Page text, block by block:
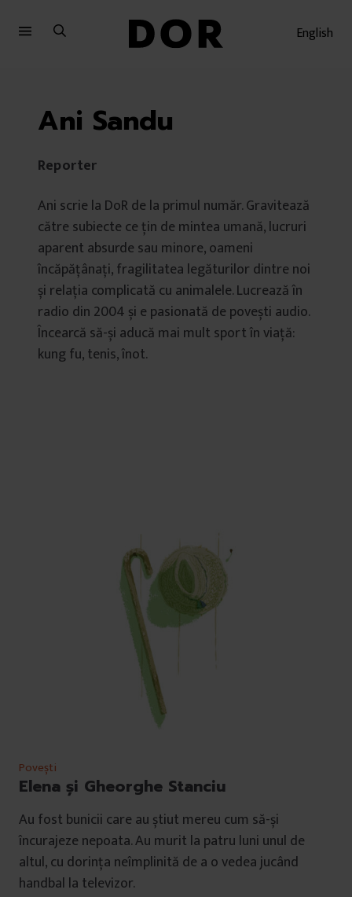
English
Ani Sandu
Reporter
Ani scrie la DoR de la primul număr. Gravitează
către subiecte ce țin de mintea umană, lucruri
aparent absurde sau minore, oameni
încăpățânați, fragilitatea legăturilor dintre noi
și relația complicată cu animalele. Lucrează în
radio din 2004 și e pasionată de povești audio.
Încearcă să-și aducă mai mult sport în viață:
kung fu, tenis, înot.
Povești
Elena și Gheorghe Stanciu
Au fost bunicii care au știut mereu cum să-și
încurajeze nepoata. Au murit la patru luni unul de
altul, cu dorința neîmplinită de a o vedea jucând
handbal la televizor.